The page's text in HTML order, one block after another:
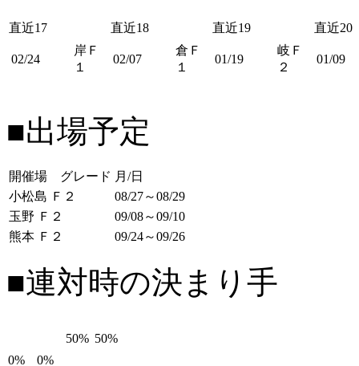
直近17 直近18 直近19 直近20
02/24
岸Ｆ
１
02/07
倉Ｆ
１
01/19
岐Ｆ
２
01/09
■出場予定
開催場 グレード 月/日
小松島 Ｆ２
08/27～08/29
玉野 Ｆ２
09/08～09/10
熊本 Ｆ２
09/24～09/26
■連対時の決まり手
0% 0%
50% 50%